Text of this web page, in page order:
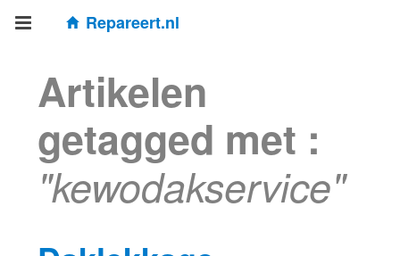
Repareert.nl
Artikelen
getagged met :
"kewodakservice"